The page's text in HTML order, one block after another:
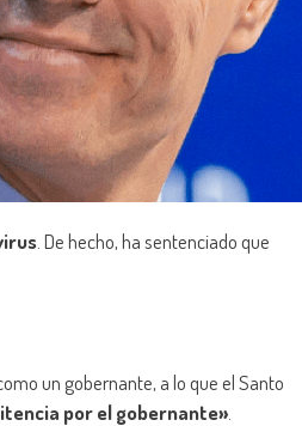
. De hecho, ha sentenciado que
un gobernante, a lo que el Santo
por el gobernante»